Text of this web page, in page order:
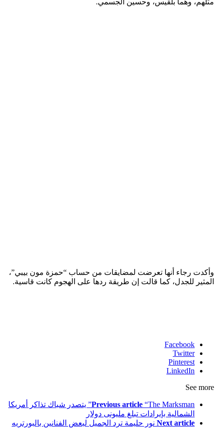
مثلهم، وهما بلقيس، وحسين الجسمي.
وأكدت رجاء أنها تعرضت لمضايقات من حساب “حمزة مون بيبي”،
المثير للجدل، كما قالت إن طريقة ردها على الهجوم كانت قاسية.
Facebook
Twitter
Pinterest
LinkedIn
See more
Previous article“The Marksman” يتصدر شباك تذاكر أمريكا
الشمالية بإيرادات تبلغ مليونى دولار
Next article نور حليمة ترد الجميل لبعض الفنانين بالبورتريه